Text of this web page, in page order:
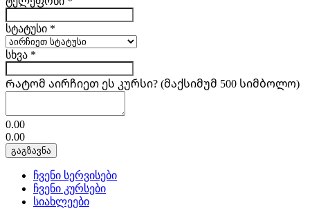
სტატუსი *
სხვა *
Რატომ აირჩიეთ ეს კურსი? (მაქსიმუმ 500 სიმბოლო)
0.00
0.00
გაგზავნა
ჩვენი სერვისები
ჩვენი კურსები
სიახლეები